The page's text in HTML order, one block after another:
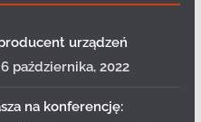
urządzeń
6 października, 2022
na konferencję: